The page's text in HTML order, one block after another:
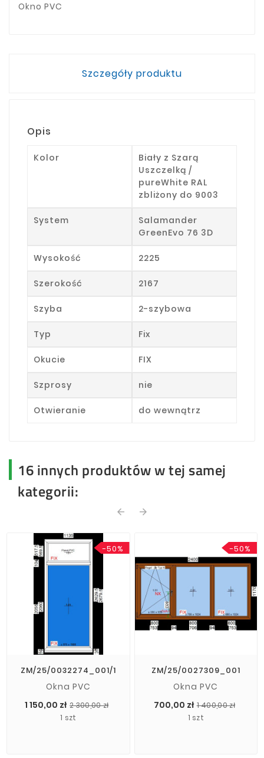
Okno PVC
Szczegóły produktu
Opis
Kolor
Biały z Szarą
Uszczelką /
pureWhite RAL
zbliżony do 9003
System
Salamander
GreenEvo 76 3D
Wysokość 2225
Szerokość 2167
Szyba 2-szybowa
Typ Fix
Okucie FIX
Szprosy nie
Otwieranie do wewnątrz
16 innych produktów w tej samej
kategorii:
arrow_back arrow_forward
-50%
ZM/25/0032274_001/1
Okna PVC
1 150,00 zł 2 300,00 zł
1 szt
-50%
ZM/25/0027309_001
Okna PVC
700,00 zł 1 400,00 zł
1 szt